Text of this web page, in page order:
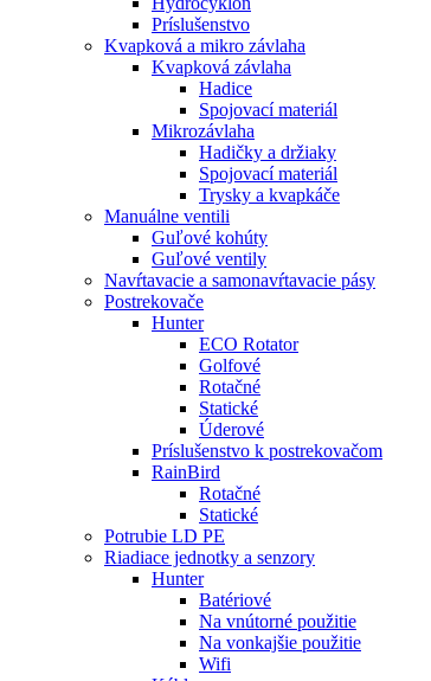
Príslušenstvo
Kvapková a mikro závlaha​
Kvapková závlaha
Hadice
Spojovací materiál
Mikrozávlaha
Hadičky a držiaky
Spojovací materiál
Trysky a kvapkáče
Manuálne ventili
Guľové kohúty
Guľové ventily
Navŕtavacie a samonavŕtavacie pásy
Postrekovače
Hunter
ECO Rotator
Golfové
Rotačné
Statické
Úderové
Príslušenstvo k postrekovačom
RainBird
Rotačné
Statické
Potrubie LD PE
Riadiace jednotky a senzory
Hunter
Batériové
Na vnútorné použitie
Na vonkajšie použitie
Wifi